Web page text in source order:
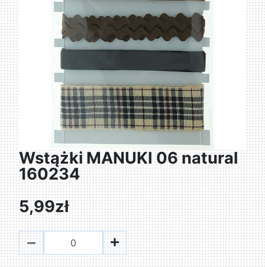
Wstążki MANUKI 06 natural
160234
5,99zł